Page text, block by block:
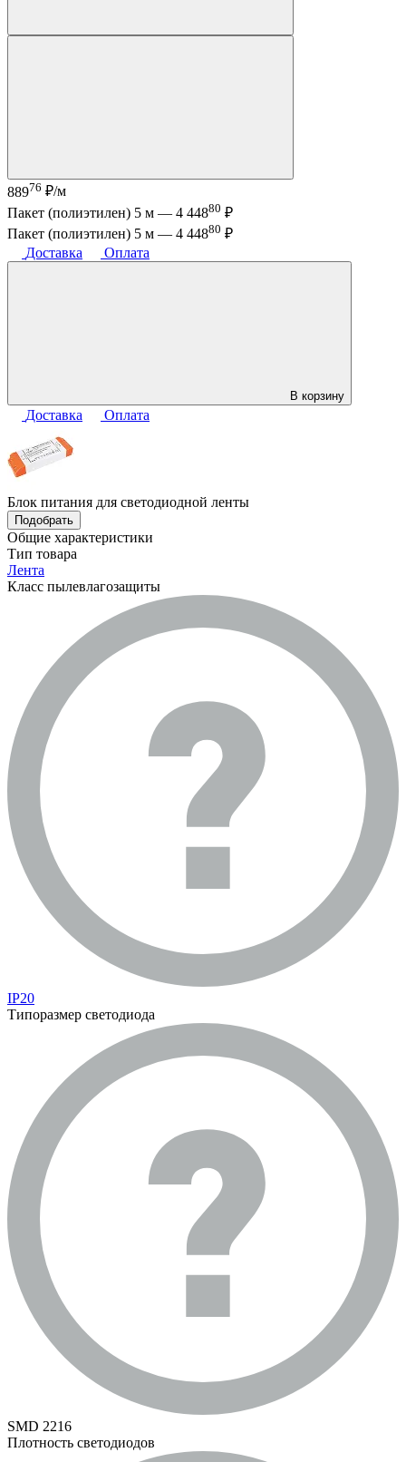
88976 ₽/м
Пакет (полиэтилен) 5 м — 4 44880 ₽
Пакет (полиэтилен) 5 м — 4 44880 ₽
Доставка
Оплата
В корзину
Доставка Оплата
Блок питания для светодиодной ленты
Подобрать
Общие характеристики
Тип товара
Лента
Класс пылевлагозащиты
IP20
Типоразмер светодиода
SMD 2216
Плотность светодиодов